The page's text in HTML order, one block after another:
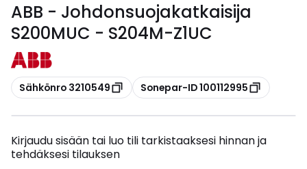
ABB - Johdonsuojakatkaisija
S200MUC - S204M-Z1UC
Kopioi
Sähkönro 3210549 Kopioi
Sonepar-ID 100112995
Kirjaudu sisään tai luo tili tarkistaaksesi hinnan ja
tehdäksesi tilauksen